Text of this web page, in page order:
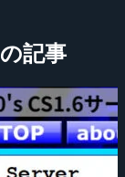
記事